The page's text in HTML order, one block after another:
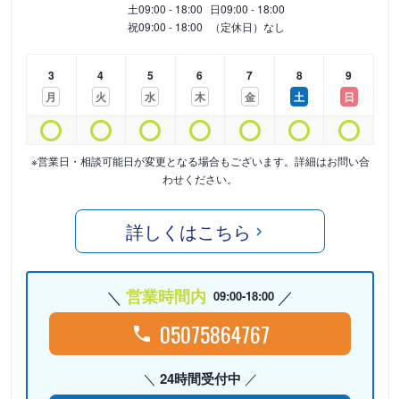
土09:00 - 18:00 日09:00 - 18:00
祝09:00 - 18:00 （定休日）なし
3
月
4
火
5
水
6
木
7
金
8
土
9
日
※営業日・相談可能日が変更となる場合もございます。詳細はお問い合
わせください。
詳しくはこちら
営業時間内 09:00-18:00
05075864767
24時間受付中